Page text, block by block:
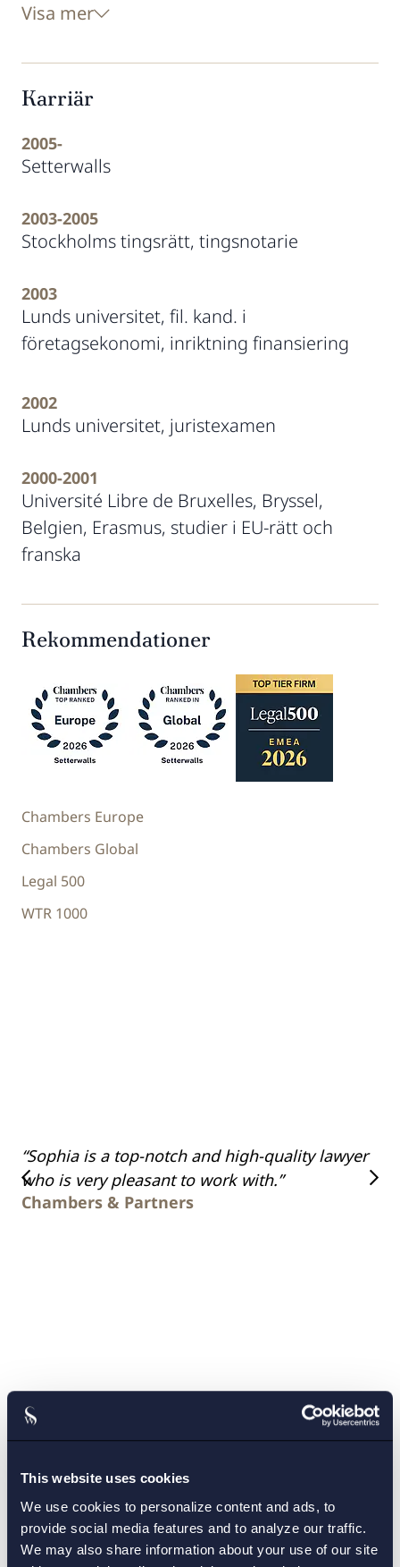
This website uses cookies
We use cookies to personalize content and ads, to
provide social media features and to analyze our traffic.
We may also share information about your use of our site
Visa mer
Karriär
2005-
Setterwalls
2003-2005
Stockholms tingsrätt, tingsnotarie
2003
Lunds universitet, fil. kand. i
företagsekonomi, inriktning finansiering
2002
Lunds universitet, juristexamen
2000-2001
Université Libre de Bruxelles, Bryssel,
Belgien, Erasmus, studier i EU-rätt och
franska
Rekommendationer
Chambers Europe
Chambers Global
Legal 500
WTR 1000
“Sophia is a top-notch and high-quality lawyer
who is very pleasant to work with.”
Chambers & Partners
Meriter
Förtroendeuppdrag